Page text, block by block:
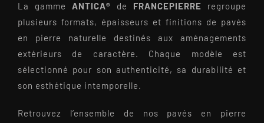
La gamme ANTICA® de FRANCEPIERRE regroupe
plusieurs formats, épaisseurs et finitions de pavés
en pierre naturelle destinés aux aménagements
extérieurs de caractère. Chaque modèle est
sélectionné pour son authenticité, sa durabilité et
son esthétique intemporelle.
Retrouvez l’ensemble de nos pavés en pierre